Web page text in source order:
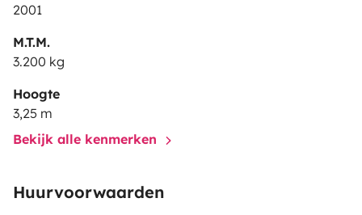
2001
M.T.M.
3.200 kg
Hoogte
3,25 m
Bekijk alle kenmerken
Huurvoorwaarden